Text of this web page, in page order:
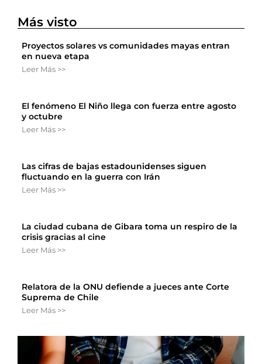
Más visto
Proyectos solares vs comunidades mayas entran
en nueva etapa
Leer Más >>
El fenómeno El Niño llega con fuerza entre agosto
y octubre
Leer Más >>
Las cifras de bajas estadounidenses siguen
fluctuando en la guerra con Irán
Leer Más >>
La ciudad cubana de Gibara toma un respiro de la
crisis gracias al cine
Leer Más >>
Relatora de la ONU defiende a jueces ante Corte
Suprema de Chile
Leer Más >>